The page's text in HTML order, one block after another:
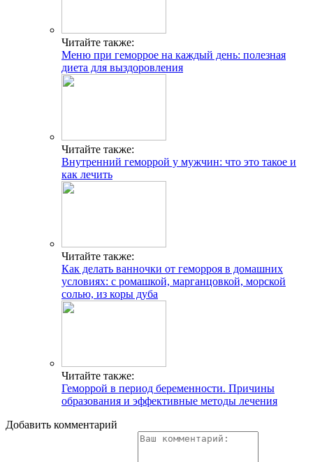
Читайте также:
Меню при геморрое на каждый день: полезная
диета для выздоровления
Читайте также:
Внутренний геморрой у мужчин: что это такое и
как лечить
Читайте также:
Как делать ванночки от геморроя в домашних
условиях: с ромашкой, марганцовкой, морской
солью, из коры дуба
Читайте также:
Геморрой в период беременности. Причины
образования и эффективные методы лечения
Добавить комментарий